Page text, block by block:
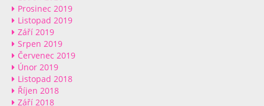
Prosinec 2019
Listopad 2019
Září 2019
Srpen 2019
Červenec 2019
Únor 2019
Listopad 2018
Říjen 2018
Září 2018